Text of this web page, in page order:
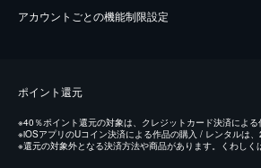
アカウントごとの機能制限設定
ポイント還元
※40％ポイント還元の対象は、クレジットカード決済による
※iOSアプリのUコイン決済による作品の購入 / レンタルは、
※還元の対象外となる決済方法や商品があります。くわしく